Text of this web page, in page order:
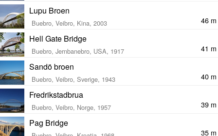
Lupu Broen
Buebro, Veibro, Kina, 2003 46 m
Hell Gate Bridge
Buebro, Jernbanebro, USA, 1917 41 m
Sandö broen
Buebro, Veibro, Sverige, 1943 40 m
Fredrikstadbrua
Buebro, Veibro, Norge, 1957 39 m
Pag Bridge
35 m